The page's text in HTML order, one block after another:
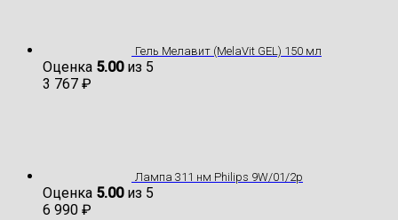
Гель Мелавит (MelaVit GEL) 150 мл
Оценка 5.00из 5
3 767 ₽
Лампа 311 нм Philips 9W/01/2p
Оценка 5.00из 5
6 990 ₽